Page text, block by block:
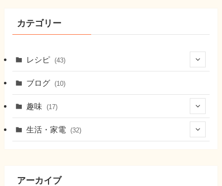
カテゴリー
レシピ (43)
(7)
(21)
(6)
ブログ (10)
趣味 (17)
(9)
生活・家電 (32)
アーカイブ